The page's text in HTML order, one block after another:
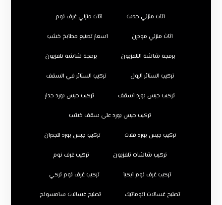
اثاث منزلي حديث اثاث منزلي غرف نوم
اثاث منزلي مودرن اسعار تصنيع مطابخ خشب
برمجة شاشة التلفزيون برمجة شاشة تلفزيون
تركيب الستائر الرول تركيب الستائر في السقف
تركيب جبس بورد اسقف تركيب جبس بورد جدار
تركيب جبس بورد على سقف خشب
تركيب جبس بورد فلات تركيب جبس بورد للجدران
تركيب شاشات تلفزيون تركيب غرف نوم
تركيب غرف نوم ايكيا تركيب غرف نوم تركي
تصليح غسالات اتوماتيك تصليح غسالات سامسونج